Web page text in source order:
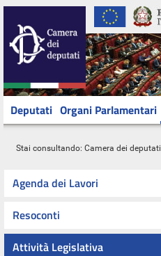
Deputati Organi Parlamentari
Stai consultando: Camera dei deputati
Agenda dei Lavori
Resoconti
Attività Legislativa